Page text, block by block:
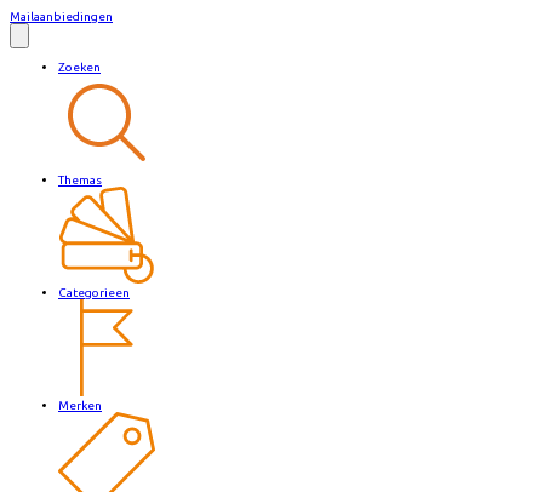
Mailaanbiedingen
Zoeken
Themas
Categorieen
Merken